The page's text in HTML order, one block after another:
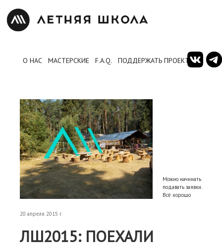
О НАС МАСТЕРСКИЕ F.A.Q. ПОДДЕРЖАТЬ ПРОЕКТ
Можно начинать
подавать заявки.
Всё хорошо
20 апреля 2015 г.
ЛШ2015: ПОЕХАЛИ